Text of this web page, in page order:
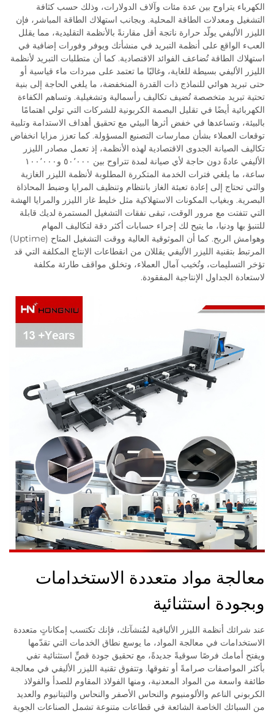
الكهرباء يتراوح بين عدة مئات وآلاف الدولارات، وذلك حسب كثافة
التشغيل ومعدلات الطاقة المحلية. وبجانب استهلاك الطاقة المباشر، فإن
الليزر الأليفي يولّد حرارة ناتجة أقل مقارنةً بالأنظمة التقليدية، مما يقلل
العبء الواقع على أنظمة التبريد في منشأتك ويوفر وفورات إضافية في
استهلاك الطاقة تُضاعف الفوائد الاقتصادية. كما أن متطلبات التبريد لأنظمة
الليزر الأليفي بسيطة للغاية، وغالبًا ما تعتمد على مبردات ماء قياسية أو
حتى تبريد هوائي للنماذج ذات القدرة المنخفضة، ما يلغي الحاجة إلى بنية
تحتية تبريد متخصصة تُضيف تكاليف رأسمالية وتشغيلية. وتساهم الكفاءة
الكهربائية أيضًا في تقليل البصمة الكربونية للشركات التي تولي اهتمامًا
بالبيئة، وتساعدها في خفض أثرها البيئي مع تحقيق أهداف الاستدامة وتلبية
توقعات العملاء بشأن ممارسات التصنيع المسؤولة. كما تعزز مزايا انخفاض
تكاليف الصيانة الجدوى الاقتصادية لهذه الأنظمة، إذ تعمل مصادر الليزر
الأليفي عادةً دون حاجة لأي صيانة لمدة تتراوح بين ٥٠٬٠٠٠ و١٠٠٬٠٠٠
ساعة، ما يلغي فترات الخدمة المتكررة المطلوبة لأنظمة الليزر الغازية
والتي تحتاج إلى إعادة تعبئة الغاز بانتظام وتنظيف المرايا وضبط المحاذاة
البصرية. وبغياب المكونات الاستهلاكية مثل خليط غاز الليزر والمرايا الهشة
التي تتفتت مع مرور الوقت، تبقى نفقات التشغيل المستمرة لديك قابلة
للتنبؤ بها ودنيا، ما يتيح لك إجراء حسابات أكثر دقة لتكاليف المهام
وهوامش الربح. كما أن الموثوقية العالية ووقت التشغيل المتاح (Uptime)
المرتبط بتقنية الليزر الأليفي يقللان من انقطاعات الإنتاج المكلفة التي قد
تؤخر التسليمات، وتُخيب آمال العملاء، وتخلق مواقف طارئة مكلفة
لاستعادة الجداول الإنتاجية المفقودة.
معالجة مواد متعددة الاستخدامات
وبجودة استثنائية
عند شرائك أنظمة الليزر الأليافية لمُنشآتك، فإنك تكتسب إمكاناتٍ متعددة
الاستخدامات في معالجة المواد، ما يوسع نطاق الخدمات التي تقدّمها
ويفتح أمامك فرصًا سوقيةً جديدةً، مع تحقيق جودة قصٍّ استثنائية تفي
بأكثر المواصفات صرامةً أو تفوقها. وتتفوق تقنية الليزر الأليفي في معالجة
طائفة واسعة من المواد المعدنية، ومنها الفولاذ المقاوم للصدأ والفولاذ
الكربوني الناعم والألومنيوم والنحاس الأصفر والنحاس والتيتانيوم والعديد
من السبائك الخاصة الشائعة في قطاعات متنوعة تشمل الصناعات الجوية